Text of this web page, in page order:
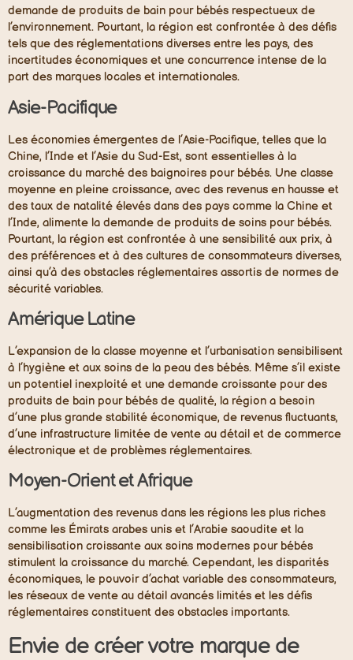
demande de produits de bain pour bébés respectueux de
l’environnement. Pourtant, la région est confrontée à des défis
tels que des réglementations diverses entre les pays, des
incertitudes économiques et une concurrence intense de la
part des marques locales et internationales.
Asie-Pacifique
Les économies émergentes de l’Asie-Pacifique, telles que la
Chine, l’Inde et l’Asie du Sud-Est, sont essentielles à la
croissance du marché des baignoires pour bébés. Une classe
moyenne en pleine croissance, avec des revenus en hausse et
des taux de natalité élevés dans des pays comme la Chine et
l’Inde, alimente la demande de produits de soins pour bébés.
Pourtant, la région est confrontée à une sensibilité aux prix, à
des préférences et à des cultures de consommateurs diverses,
ainsi qu’à des obstacles réglementaires assortis de normes de
sécurité variables.
Amérique Latine
L’expansion de la classe moyenne et l’urbanisation sensibilisent
à l’hygiène et aux soins de la peau des bébés. Même s’il existe
un potentiel inexploité et une demande croissante pour des
produits de bain pour bébés de qualité, la région a besoin
d’une plus grande stabilité économique, de revenus fluctuants,
d’une infrastructure limitée de vente au détail et de commerce
électronique et de problèmes réglementaires.
Moyen-Orient et Afrique
L’augmentation des revenus dans les régions les plus riches
comme les Émirats arabes unis et l’Arabie saoudite et la
sensibilisation croissante aux soins modernes pour bébés
stimulent la croissance du marché. Cependant, les disparités
économiques, le pouvoir d’achat variable des consommateurs,
les réseaux de vente au détail avancés limités et les défis
réglementaires constituent des obstacles importants.
Envie de créer votre marque de